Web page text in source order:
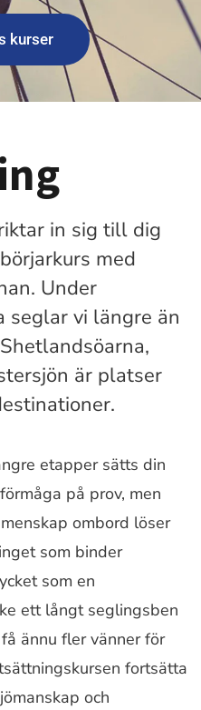
kurser
in sig till dig
med
Under
vi längre än
är platser
etapper sätts din
på prov, men
ombord löser
som binder
som en
ett långt seglingsben
ännu fler vänner för
fortsätta
och